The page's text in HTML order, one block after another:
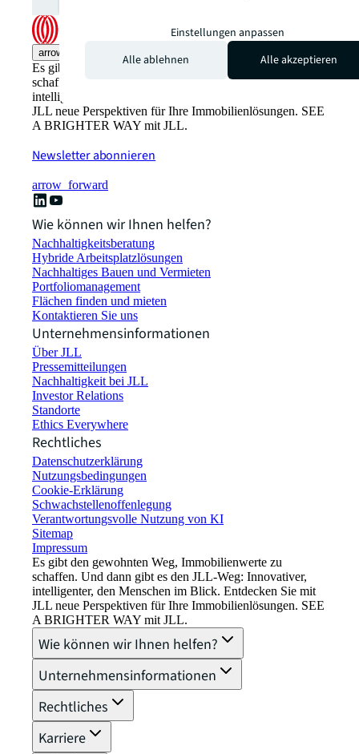
arrow_upward
Es gibt den gewohnten Weg, Immobilienwerte zu
schaffen. Und dann gibt es den JLL-Weg: Innovativer,
intelligenter, den Menschen im Blick. Entdecken Sie mit
JLL neue Perspektiven für Ihre Immobilienlösungen. SEE
A BRIGHTER WAY mit JLL.
Newsletter abonnieren
arrow_forward
Wie können wir Ihnen helfen?
Nachhaltigkeitsberatung
Hybride Arbeitsplatzlösungen
Nachhaltiges Bauen und Vermieten
Portfoliomanagement
Flächen finden und mieten
Kontaktieren Sie uns
Unternehmensinformationen
Über JLL
Pressemitteilungen
Nachhaltigkeit bei JLL
Investor Relations
Standorte
Ethics Everywhere
Rechtliches
Datenschutzerklärung
Nutzungsbedingungen
Cookie-Erklärung
Schwachstellenoffenlegung
Verantwortungsvolle Nutzung von KI
Sitemap
Impressum​
Es gibt den gewohnten Weg, Immobilienwerte zu
schaffen. Und dann gibt es den JLL-Weg: Innovativer,
intelligenter, den Menschen im Blick. Entdecken Sie mit
JLL neue Perspektiven für Ihre Immobilienlösungen. SEE
A BRIGHTER WAY mit JLL.
Wie können wir Ihnen helfen?
Unternehmensinformationen
Rechtliches
Karriere
Einstellungen anpassen
Alle ablehnen
Alle akzeptieren